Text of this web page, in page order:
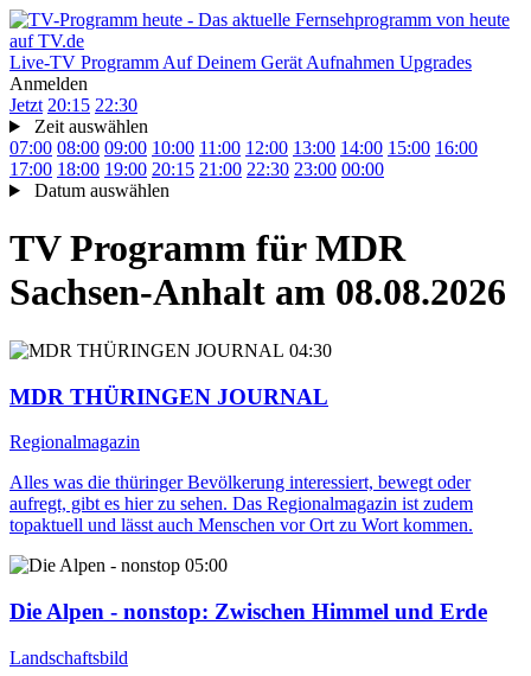
Live-TV Programm Auf Deinem Gerät Aufnahmen Upgrades
Anmelden
Jetzt 20:15 22:30
Zeit auswählen
07:00 08:00 09:00 10:00 11:00 12:00 13:00 14:00 15:00 16:00
17:00 18:00 19:00 20:15 21:00 22:30 23:00 00:00
Datum auswählen
TV Programm für MDR
Sachsen-Anhalt am 08.08.2026
04:30
MDR THÜRINGEN JOURNAL
Regionalmagazin
Alles was die thüringer Bevölkerung interessiert, bewegt oder
aufregt, gibt es hier zu sehen. Das Regionalmagazin ist zudem
topaktuell und lässt auch Menschen vor Ort zu Wort kommen.
05:00
Die Alpen - nonstop: Zwischen Himmel und Erde
Landschaftsbild